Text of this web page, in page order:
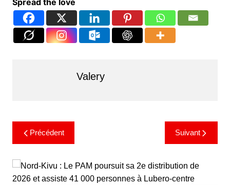
Spread the love
Valery
Précédent Suivant